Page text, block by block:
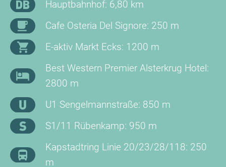
Hauptbahnhof: 6,80 km
Cafe Osteria Del Signore: 250 m
E-aktiv Markt Ecks: 1200 m
Best Western Premier Alsterkrug Hotel:
2800 m
U1 Sengelmannstraße: 850 m
S1/11 Rübenkamp: 950 m
Kapstadtring Linie 20/23/28/118: 250
m